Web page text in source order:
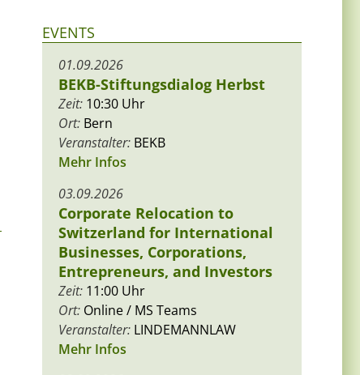
EVENTS
01.09.2026
BEKB-Stiftungsdialog Herbst
Zeit: 10:30 Uhr
Ort: Bern
Veranstalter: BEKB
Mehr Infos
03.09.2026
Corporate Relocation to
Switzerland for International
Businesses, Corporations,
Entrepreneurs, and Investors
Zeit: 11:00 Uhr
Ort: Online / MS Teams
Veranstalter: LINDEMANNLAW
Mehr Infos